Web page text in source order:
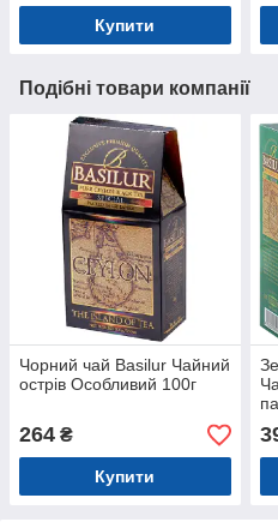
Купити
Подібні товари компанії
Чорний чай Basilur Чайний
острів Особливий 100г
264 ₴
Купити